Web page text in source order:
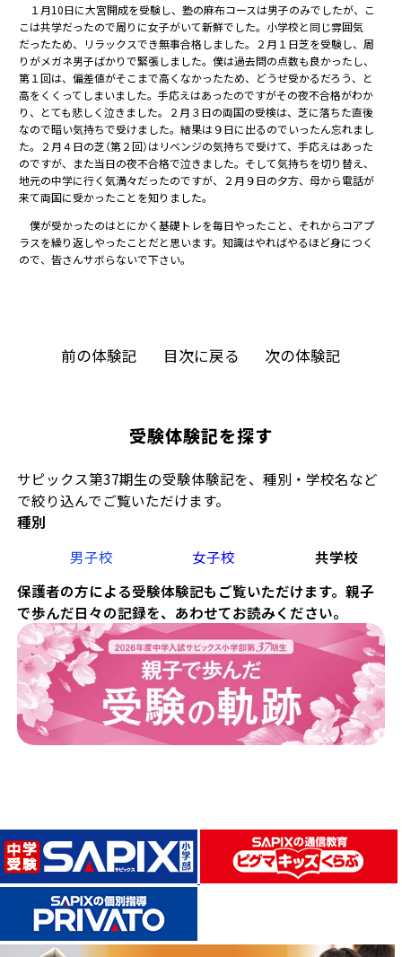
受験体験記を探す
サピックス第37期生の受験体験記を、種別・学校名など
で絞り込んでご覧いただけます。
種別
男子校
女子校
共学校
保護者の方による受験体験記もご覧いただけます。親子
で歩んだ日々の記録を、あわせてお読みください。
１月10日に大宮開成を受験し、塾の麻布コースは男子のみでしたが、こ
こは共学だったので周りに女子がいて新鮮でした。小学校と同じ雰囲気
だったため、リラックスでき無事合格しました。２月１日芝を受験し、周
りがメガネ男子ばかりで緊張しました。僕は過去問の点数も良かったし、
第１回は、偏差値がそこまで高くなかったため、どうせ受かるだろう、と
高をくくってしまいました。手応えはあったのですがその夜不合格がわか
り、とても悲しく泣きました。２月３日の両国の受検は、芝に落ちた直後
なので暗い気持ちで受けました。結果は９日に出るのでいったん忘れまし
た。２月４日の芝（第２回）はリベンジの気持ちで受けて、手応えはあった
のですが、また当日の夜不合格で泣きました。そして気持ちを切り替え、
地元の中学に行く気満々だったのですが、２月９日の夕方、母から電話が
来て両国に受かったことを知りました。
僕が受かったのはとにかく基礎トレを毎日やったこと、それからコアプ
ラスを繰り返しやったことだと思います。知識はやればやるほど身につく
ので、皆さんサボらないで下さい。
前の体験記 目次に戻る 次の体験記